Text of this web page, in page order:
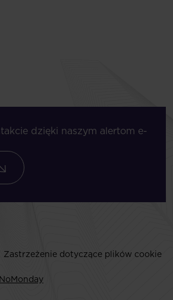
dzięki naszym alertom e-
Zastrzeżenie dotyczące plików cookie
NoMonday